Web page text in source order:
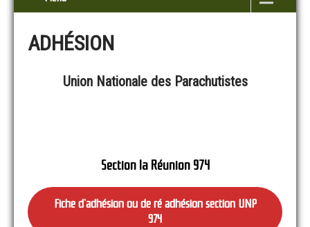
ADHÉSION
Union Nationale des Parachutistes
Section la Réunion 974
Fiche d’adhésion ou de ré adhésion section UNP
974